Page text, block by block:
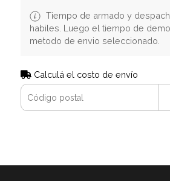
Tiempo de armado y
habiles. Luego el tiempo de
metodo de envio seleccionado.
Calculá el costo de envío